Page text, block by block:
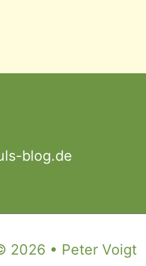
blog.de
2026 • Peter Voigt